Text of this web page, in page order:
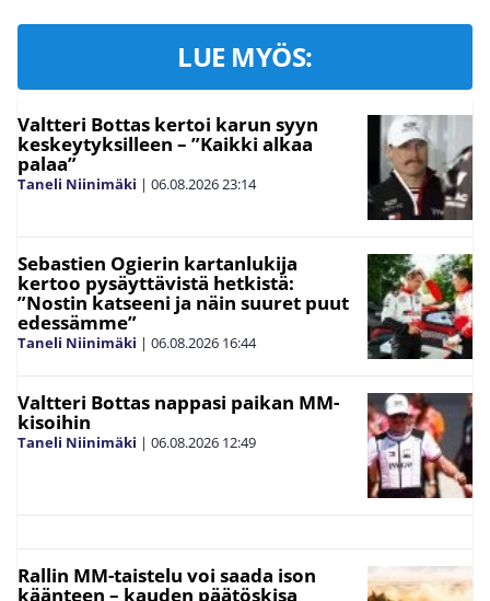
LUE MYÖS:
Valtteri Bottas kertoi karun syyn
keskeytyksilleen – ”Kaikki alkaa
palaa”
Taneli Niinimäki | 06.08.202623:14
Sebastien Ogierin kartanlukija
kertoo pysäyttävistä hetkistä:
”Nostin katseeni ja näin suuret puut
edessämme”
Taneli Niinimäki | 06.08.2026 16:44
Valtteri Bottas nappasi paikan MM-
kisoihin
Taneli Niinimäki | 06.08.2026 12:49
Rallin MM-taistelu voi saada ison
käänteen – kauden päätöskisa